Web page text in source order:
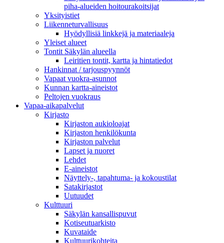
piha-alueiden hoitourakoitsijat
Yksityistiet
Liikenneturvallisuus
Hyödyllisiä linkkejä ja materiaaleja
Yleiset alueet
Tontit Säkylän alueella
Leiritien tontit, kartta ja hintatiedot
Hankinnat / tarjouspyynnöt
Vapaat vuokra-asunnot
Kunnan kartta-aineistot
Peltojen vuokraus
Vapaa-aika­palvelut
Kirjasto
Kirjaston aukioloajat
Kirjaston henkilökunta
Kirjaston palvelut
Lapset ja nuoret
Lehdet
E-aineistot
Näyttely-, tapahtuma- ja kokoustilat
Satakirjastot
Uutuudet
Kulttuuri
Säkylän kansallispuvut
Kotiseutuarkisto
Kuvataide
Kulttuurikohteita